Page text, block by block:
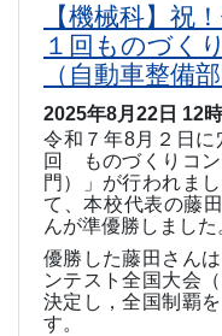
【機械科】祝
１回ものづく
（自動車整備部
2025年8月22日 12
令和７年8月２日に
回 ものづくりコン
門）」が行われま
て、本校代表の藤
んが準優勝しました
優勝した藤田さん
ンテスト全国大会
決定し，全国制覇
す。